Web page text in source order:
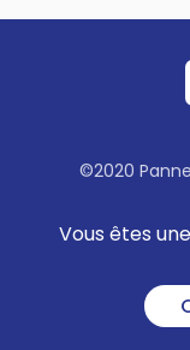
©2020
Vous êtes